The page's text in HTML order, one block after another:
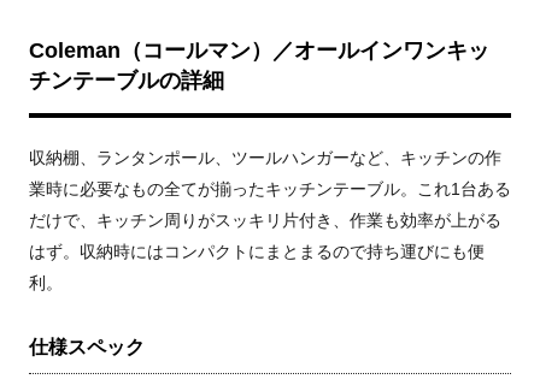
Coleman（コールマン）／オールインワンキッ
チンテーブルの詳細
収納棚、ランタンポール、ツールハンガーなど、キッチンの作
業時に必要なもの全てが揃ったキッチンテーブル。これ1台ある
だけで、キッチン周りがスッキリ片付き、作業も効率が上がる
はず。収納時にはコンパクトにまとまるので持ち運びにも便
利。
仕様スペック